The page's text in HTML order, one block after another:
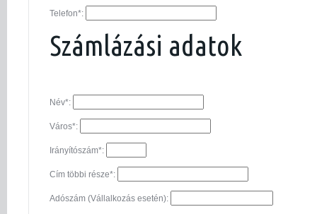
Telefon*:
Számlázási adatok
Név*:
Város*:
Irányítószám*:
Cím többi része*:
Adószám (Vállalkozás esetén):